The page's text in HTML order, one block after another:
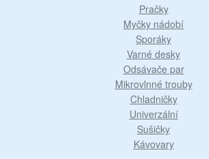
Pračky
Myčky nádobí
Sporáky
Varné desky
Odsávače par
Mikrovlnné trouby
Chladničky
Univerzální
Sušičky
Kávovary